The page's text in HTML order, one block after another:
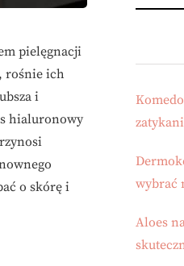
pielęgnacji
rośnie ich
i
hialuronowy
o skórę i
wybrać
Aloes